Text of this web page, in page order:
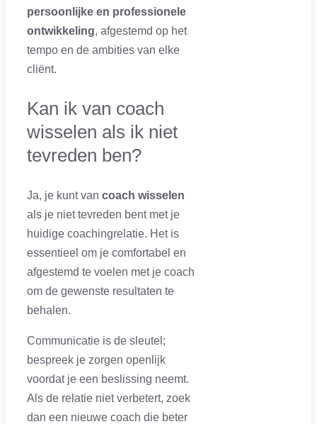
persoonlijke en professionele
ontwikkeling, afgestemd op het
tempo en de ambities van elke
cliënt.
Kan ik van coach
wisselen als ik niet
tevreden ben?
Ja, je kunt van coach wisselen
als je niet tevreden bent met je
huidige coachingrelatie. Het is
essentieel om je comfortabel en
afgestemd te voelen met je coach
om de gewenste resultaten te
behalen.
Communicatie is de sleutel;
bespreek je zorgen openlijk
voordat je een beslissing neemt.
Als de relatie niet verbetert, zoek
dan een nieuwe coach die beter